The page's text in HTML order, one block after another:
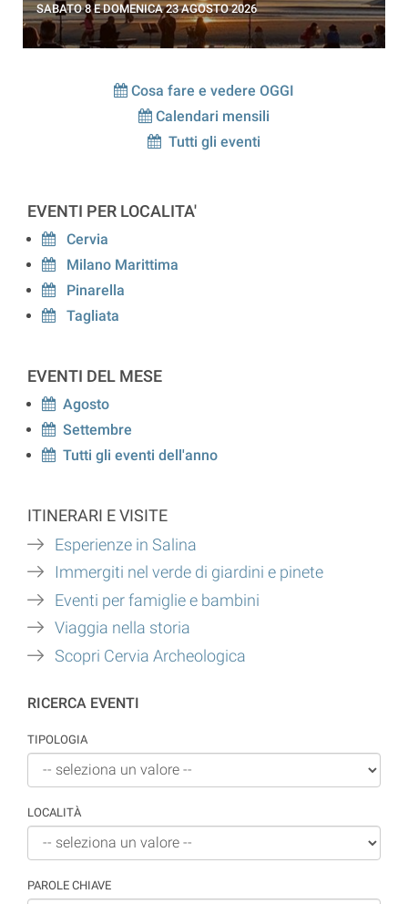
SABATO 8 E DOMENICA 23 AGOSTO 2026
Cosa fare e vedere OGGI
Calendari mensili
Tutti gli eventi
EVENTI PER LOCALITA'
Cervia
Milano Marittima
Pinarella
Tagliata
EVENTI DEL MESE
Agosto
Settembre
Tutti gli eventi dell'anno
ITINERARI E VISITE
Esperienze in Salina
Immergiti nel verde di giardini e pinete
Eventi per famiglie e bambini
Viaggia nella storia
Scopri Cervia Archeologica
RICERCA EVENTI
TIPOLOGIA
LOCALITÀ
PAROLE CHIAVE